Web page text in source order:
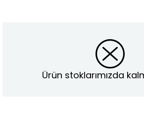
Ürün stoklarımızda